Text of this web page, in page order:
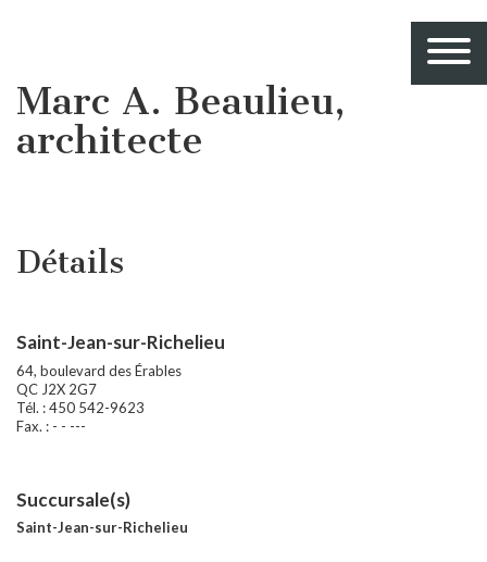
Marc A. Beaulieu,
architecte
Détails
Saint-Jean-sur-Richelieu
64, boulevard des Érables
QC J2X 2G7
Tél. : 450 542-9623
Fax. : - - ---
Succursale(s)
Saint-Jean-sur-Richelieu